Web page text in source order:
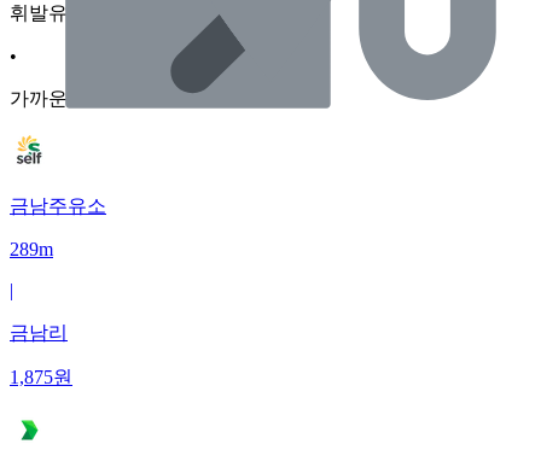
휘발유
•
가까운순
금남주유소
289m
|
금남리
1,875원